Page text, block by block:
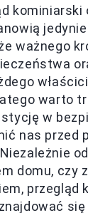
kominiarski
ważnego
warto
w
nas przed
domu, czy
przegląd